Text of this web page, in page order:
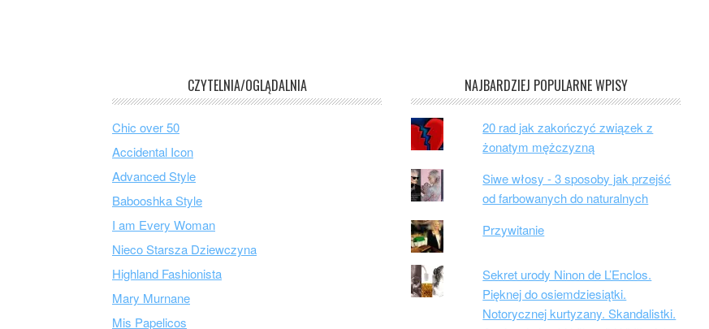
CZYTELNIA/OGLĄDALNIA
Chic over 50
Accidental Icon
Advanced Style
Babooshka Style
I am Every Woman
Nieco Starsza Dziewczyna
Highland Fashionista
Mary Murnane
Mis Papelicos
NAJBARDZIEJ POPULARNE WPISY
20 rad jak zakończyć związek z
żonatym mężczyzną
Siwe włosy - 3 sposoby jak przejść
od farbowanych do naturalnych
Przywitanie
Sekret urody Ninon de L’Enclos.
Pięknej do osiemdziesiątki.
Notorycznej kurtyzany. Skandalistki.